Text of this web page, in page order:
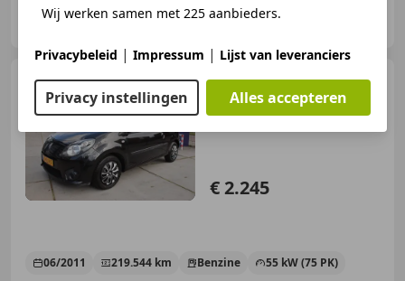
Js-parts
NL-9644 VH VEENDAM
Renault Twingo1.2-16V
Collection Airco, Nw. APK, NL-
Auto, NAP Zo
€ 2.245
06/2011 219.544 km Benzine
55 kW (75 PK)
Wij werken samen met 225 aanbieders.
Privacybeleid | Impressum | Lijst van leveranciers
Privacy instellingen Alles accepteren